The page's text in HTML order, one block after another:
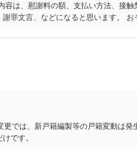
は、慰謝料の額、支払い方法、接触
罪文言、などになると思います。 お
談書を交わし取り決めを行う意思は
あるのでしたら、上記の内容を入れ
話すと名誉棄損になりえます。 また
、刑事とも）は「公然」（不特定又
、侮辱とは異なる）を摘示すること
ます。 ですので、相談者さんが、病
たりません。ただし、さらに多くの
る可能性が生じることになります。
利益を与えたり、精神的苦痛を与える
では、新戸籍編製等の戸籍変動は発
です。